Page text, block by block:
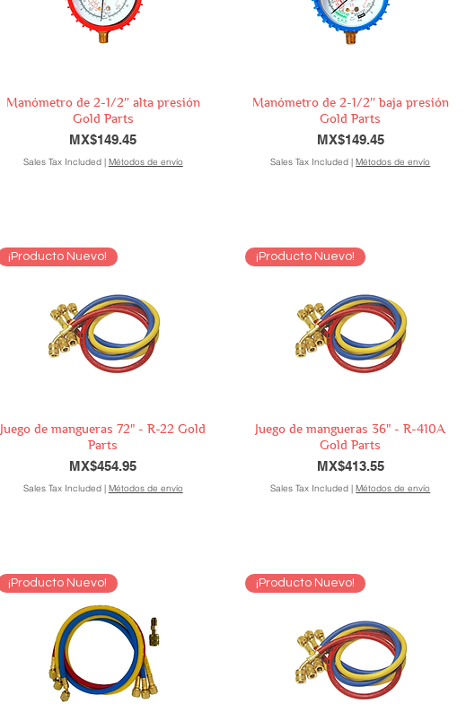
Manómetro de 2-1/2″ alta presión
Gold Parts
Price
MX$149.45
Sales Tax Included| Métodos de envío
Manómetro de 2-1/2″ baja presión
Gold Parts
Price
MX$149.45
Sales Tax Included |Métodos de envío
¡Producto Nuevo!
Juego de mangueras 72" - R-22 Gold
Parts
Price
MX$454.95
Sales Tax Included| Métodos de envío
¡Producto Nuevo!
Juego de mangueras 36" - R-410A
Gold Parts
Price
MX$413.55
Sales Tax Included |Métodos de envío
¡Producto Nuevo! ¡Producto Nuevo!